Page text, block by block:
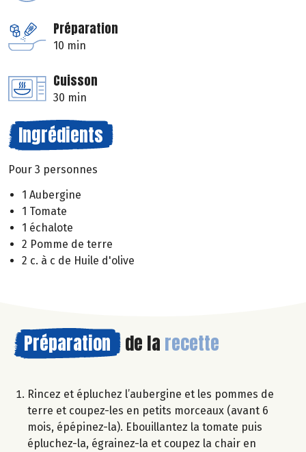
Préparation
10 min
Cuisson
30 min
Ingrédients
Pour 3 personnes
1 Aubergine
1 Tomate
1 échalote
2 Pomme de terre
2 c. à c de Huile d'olive
Préparation de la recette
Rincez et épluchez l’aubergine et les pommes de
terre et coupez-les en petits morceaux (avant 6
mois, épépinez-la). Ebouillantez la tomate puis
épluchez-la, égrainez-la et coupez la chair en